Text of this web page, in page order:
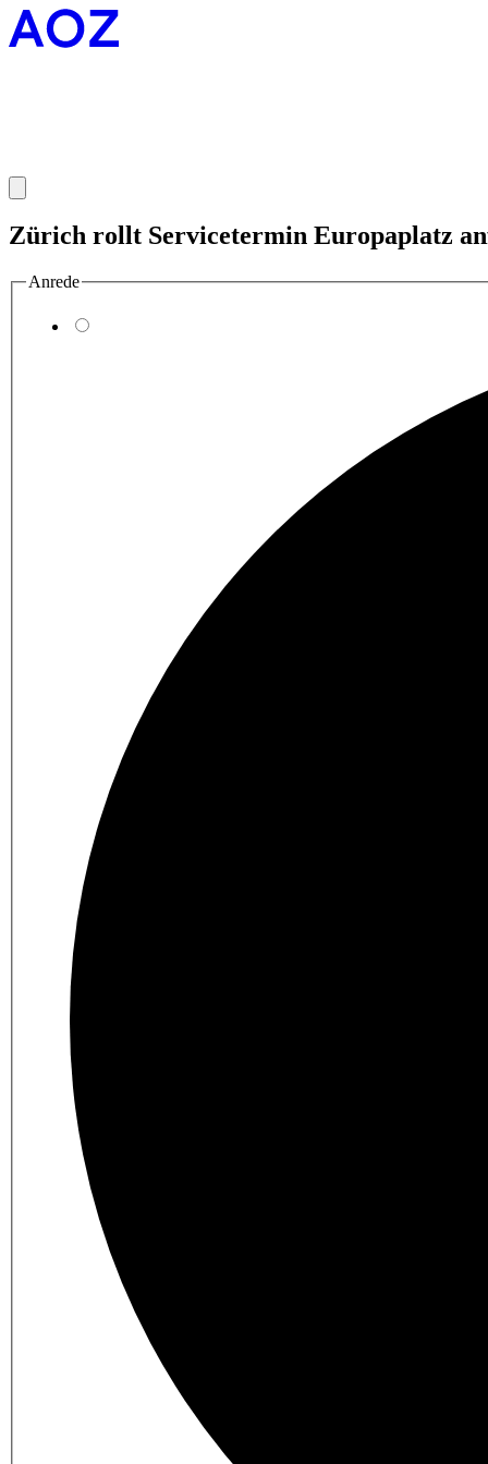
Zürich rollt Servicetermin Europaplatz
Anrede